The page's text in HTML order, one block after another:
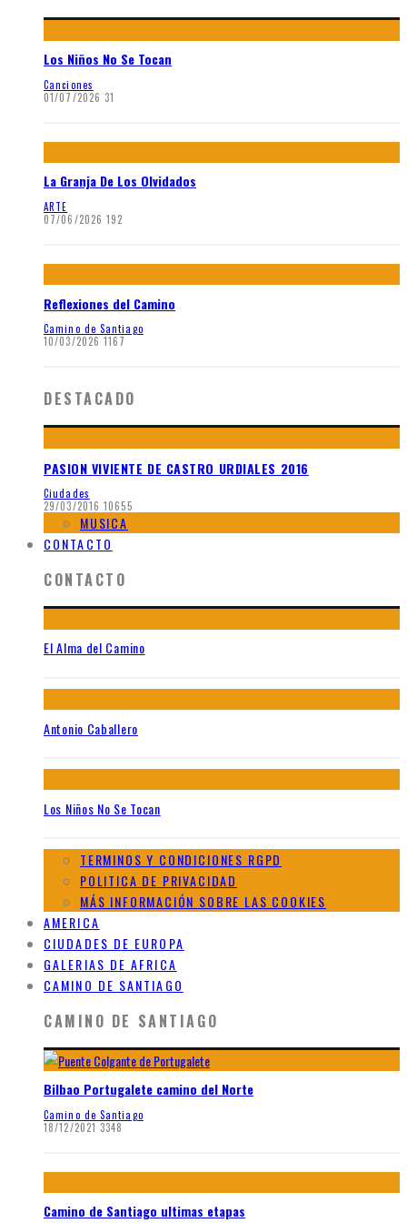
Los Niños No Se Tocan
Canciones
01/07/2026 31
La Granja De Los Olvidados
ARTE
07/06/2026 192
Reflexiones del Camino
Camino de Santiago
10/03/2026 1167
DESTACADO
PASION VIVIENTE DE CASTRO URDIALES 2016
Ciudades
29/03/2016 10655
MUSICA
CONTACTO
CONTACTO
El Alma del Camino
Antonio Caballero
Los Niños No Se Tocan
TERMINOS Y CONDICIONES RGPD
POLITICA DE PRIVACIDAD
MÁS INFORMACIÓN SOBRE LAS COOKIES
AMERICA
CIUDADES DE EUROPA
GALERIAS DE AFRICA
CAMINO DE SANTIAGO
CAMINO DE SANTIAGO
Bilbao Portugalete camino del Norte
Camino de Santiago
18/12/2021 3348
Camino de Santiago ultimas etapas